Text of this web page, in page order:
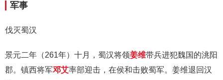
军事
伐灭蜀汉
景元二年（261年）十月，蜀汉将领姜维带兵进犯魏国的洮阳
郡。镇西将军邓艾率部迎击，在侯和击败蜀军。姜维退回汉